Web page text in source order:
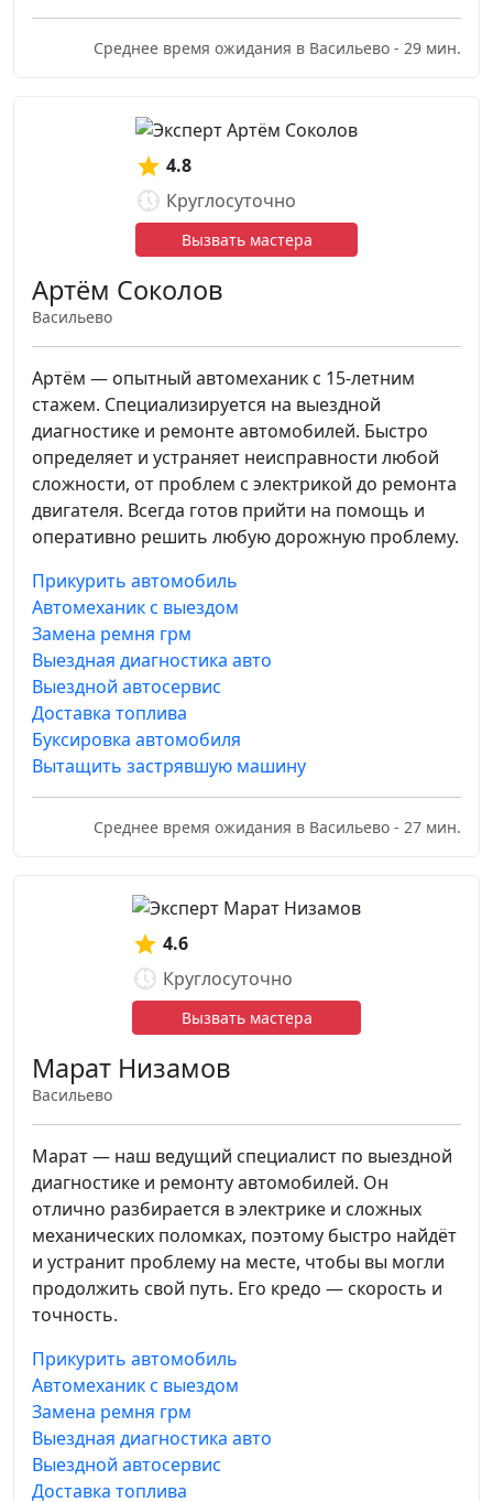
Среднее время ожидания в Васильево - 29 мин.
4.8
Круглосуточно
Вызвать мастера
Артём Соколов
Васильево
Артём — опытный автомеханик с 15-летним
стажем. Специализируется на выездной
диагностике и ремонте автомобилей. Быстро
определяет и устраняет неисправности любой
сложности, от проблем с электрикой до ремонта
двигателя. Всегда готов прийти на помощь и
оперативно решить любую дорожную проблему.
Прикурить автомобиль
Автомеханик с выездом
Замена ремня грм
Выездная диагностика авто
Выездной автосервис
Доставка топлива
Буксировка автомобиля
Вытащить застрявшую машину
Среднее время ожидания в Васильево - 27 мин.
4.6
Круглосуточно
Вызвать мастера
Марат Низамов
Васильево
Марат — наш ведущий специалист по выездной
диагностике и ремонту автомобилей. Он
отлично разбирается в электрике и сложных
механических поломках, поэтому быстро найдёт
и устранит проблему на месте, чтобы вы могли
продолжить свой путь. Его кредо — скорость и
точность.
Прикурить автомобиль
Автомеханик с выездом
Замена ремня грм
Выездная диагностика авто
Выездной автосервис
Доставка топлива